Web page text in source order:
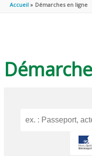
Accueil Démarches en ligne